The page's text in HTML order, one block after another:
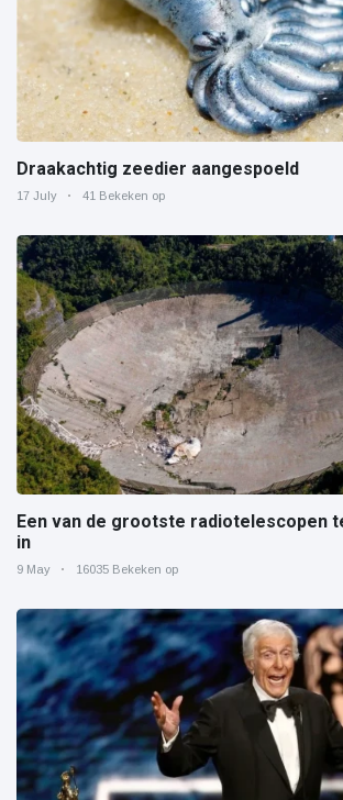
Draakachtig zeedier aangespoeld
17 July 41 Bekeken op
Een van de grootste radiotelescopen
in
9 May 16035 Bekeken op